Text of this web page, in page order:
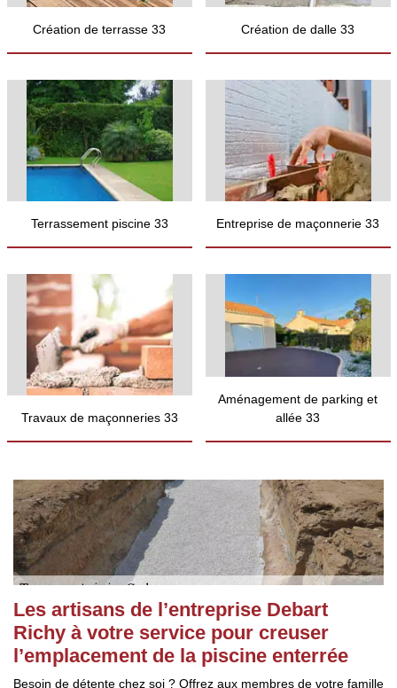
Création de terrasse 33 Création de dalle 33
Terrassement piscine 33 Entreprise de maçonnerie 33
Travaux de maçonneries 33
Aménagement de parking et
allée 33
Les artisans de l’entreprise Debart
Richy à votre service pour creuser
l’emplacement de la piscine enterrée
Besoin de détente chez soi ? Offrez aux membres de votre famille